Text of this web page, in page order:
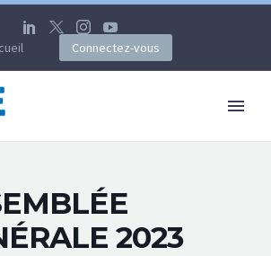
Connectez-vous
2023